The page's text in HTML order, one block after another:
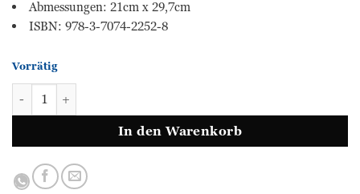
Abmessungen: 21cm x 29,7cm
ISBN: 978-3-7074-2252-8
Vorrätig
simple & easy - Englisch 1 Menge
In den Warenkorb